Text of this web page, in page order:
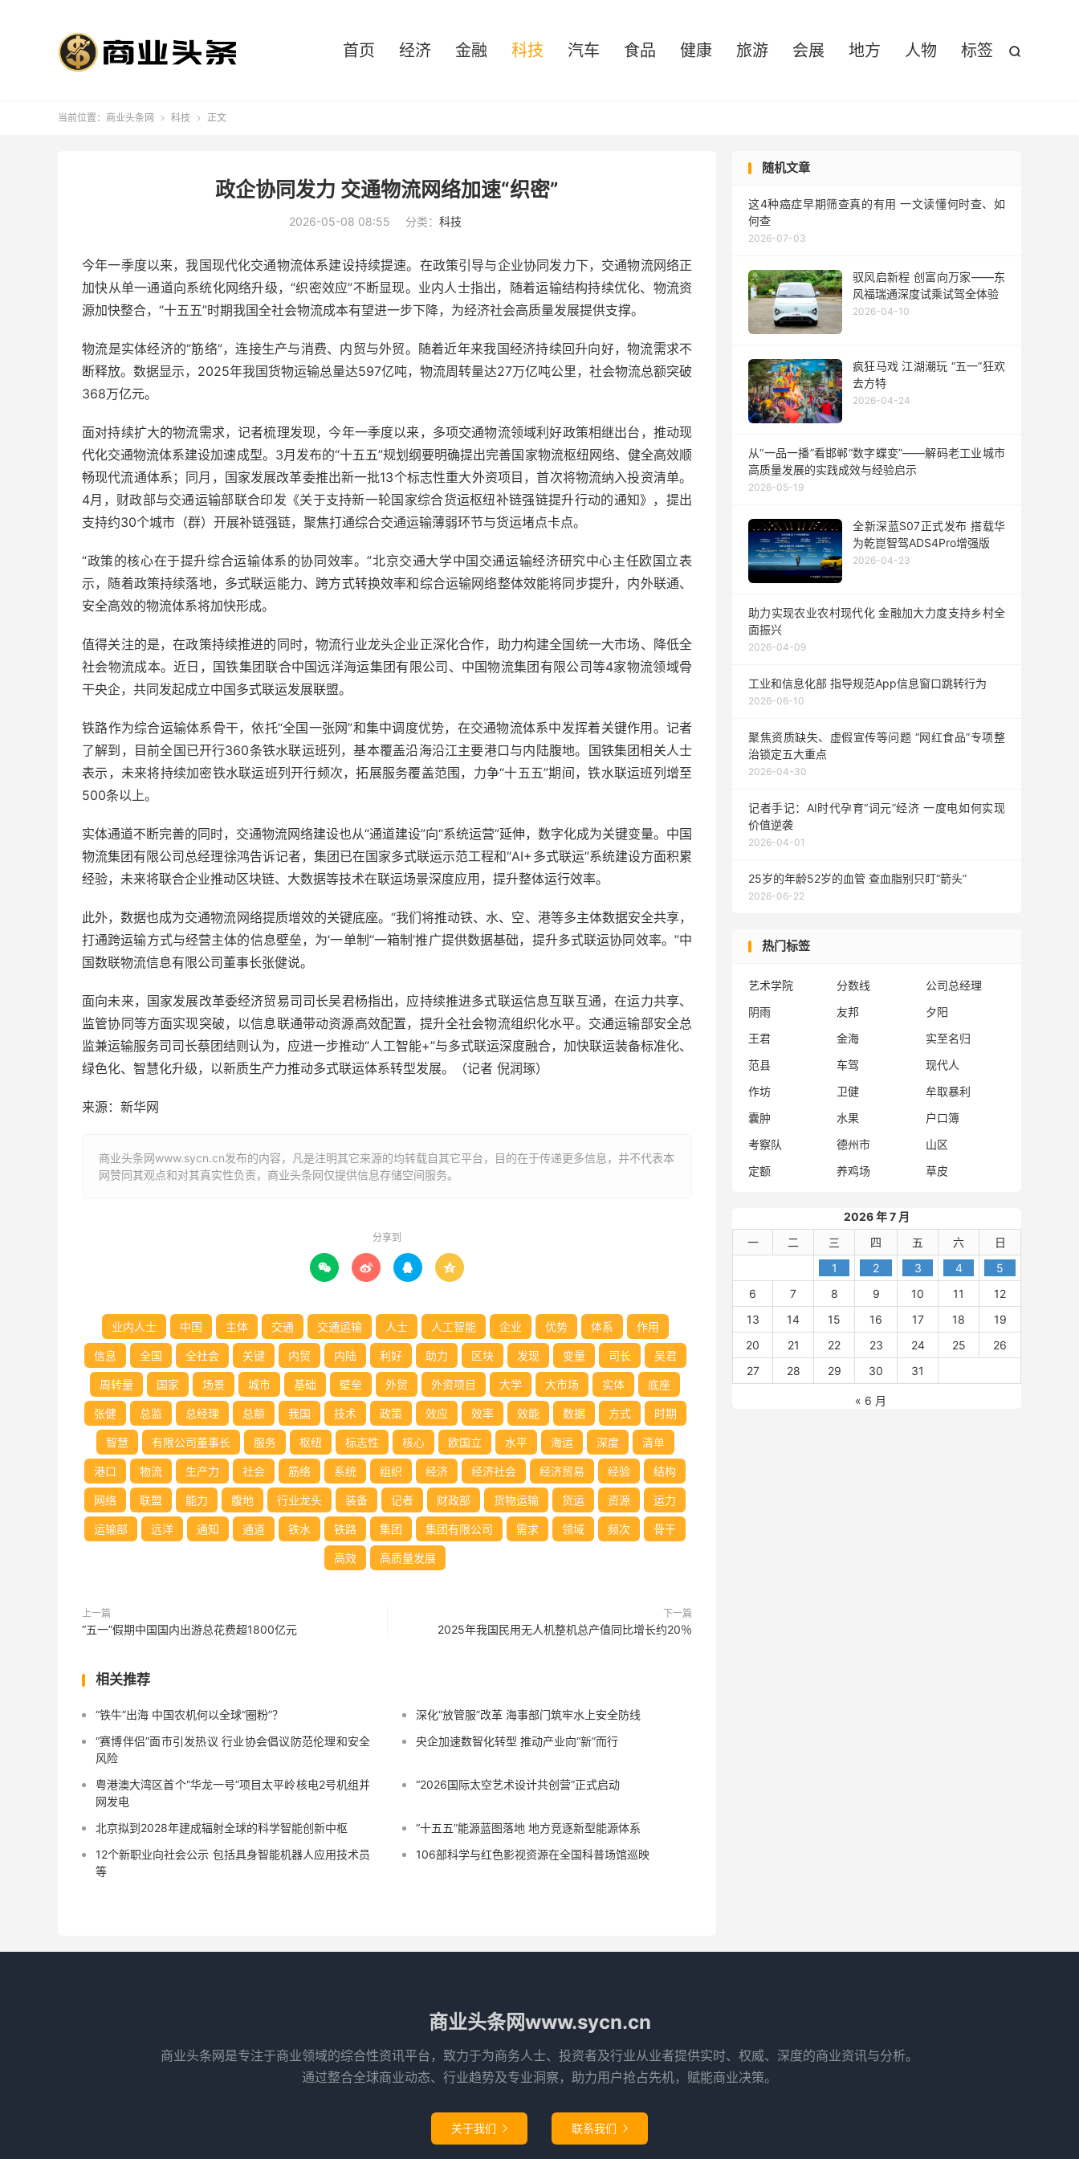

首页 经济 金融 科技 汽车 食品 健康 旅游 会展 地方 人物 标签
当前位置： 商业头条网  科技  正文
政企协同发力 交通物流网络加速“织密”
2026-05-08 08:55 分类： 科技
今年一季度以来，我国现代化交通物流体系建设持续提速。在政策引导与企业协同发力下，交通物流网络正
加快从单一通道向系统化网络升级，“织密效应”不断显现。 业内人士指出，随着运输结构持续优化、物流资
源加快整合，“十五五”时期我国全社会物流成本有望进一步下降，为经济社会高质量发展提供支撑。
物流是实体经济的“筋络”，连接生产与消费、 内贸与外贸。随着近年来我国经济持续回升向好，物流需求不
断释放。 数据显示，2025年我国货物运输总量达597亿吨，物流周转量达27万亿吨公里， 社会物流总额突破
368万亿元。
面对持续扩大的物流需求，记者梳理发现，今年一季度以来，多项交通物流领域利好政策相继出台，推动现
代化交通物流体系建设加速成型。3月发布的“十五五”规划纲要明确提出完善国家物流枢纽网络、健全高效顺
畅现代流通体系；同月，国家发展改革委推出新一批13个标志性重大外资项目 ，首次将物流纳入投资清单。
4月， 财政部与交通运输部联合印发《关于支持新一轮国家综合货运枢纽补链强链提升行动的通知》，提出
支持约30个城市 （群）开展补链强链，聚焦打通综合交通运输薄弱环节与货运堵点卡点。
“政策的核心在于提升综合运输体系的协同效率。”北京交通大学中国 交通运输经济研究中心主任欧国立表
示，随着政策持续落地，多式联运能力、跨方式转换效率和综合运输网络整体效能将同步提升，内外联通、
安全高效的物流体系将加快形成。
值得关注的是，在政策持续推进的同时，物流行业龙头企业正深化合作， 助力构建全国统一大市场、降低全
社会物流成本。近日，国铁集团联合中国远洋海运集团有限公司 、中国物流集团有限公司等4家物流领域骨
干央企，共同发起成立中国多式联运发展联盟。
铁路作为综合运输体系骨干，依托“全国一张网”和集中调度优势，在交通物流体系中发挥着关键作用 。记者
了解到，目前全国已开行360条铁水联运班列，基本覆盖沿海沿江主要港口与内陆腹地。国铁集团相关人士
表示，未来将持续加密铁水联运班列开行频次，拓展服务覆盖范围，力争“十五五”期间，铁水联运班列增至
500条以上。
实体通道不断完善的同时，交通物流网络建设也从“通道建设”向“系统运营”延伸，数字化成为关键变量。中国
物流集团有限公司 总经理徐鸿告诉记者，集团已在国家多式联运示范工程和“AI+多式联运”系统建设方面积累
经验，未来将联合企业推动区块链、大数据等技术在联运场景深度应用，提升整体运行效率。
此外，数据也成为交通物流网络提质增效的关键底座。“我们将推动铁、水、空、港等多主体数据安全共享，
打通跨运输方式与经营主体的信息壁垒，为‘一单制’‘一箱制’推广提供数据基础，提升多式联运协同效率。”中
国数联物流信息有限公司董事长张健说。
面向未来，国家发展改革委经济贸易司 司长吴君杨指出，应持续推进多式联运信息互联互通，在运力共享、
监管协同等方面实现突破，以信息联通带动资源高效配置，提升全社会物流组织化水平。交通运输部安全总
监兼运输服务司司长蔡团结则认为，应进一步推动“人工智能+”与多式联运深度融合，加快联运装备标准化、
绿色化、 智慧化升级，以新质生产力推动多式联运体系转型发展。（记者 倪润琢）
来源：新华网
商业头条网www.sycn.cn发布的内容，凡是注明其它来源的均转载自其它平台，目的在于传递更多信息，并不代表本
网赞同其观点和对其真实性负责，商业头条网仅提供信息存储空间服务。
分享到
   
业内人士 中国 主体 交通 交通运输 人士 人工智能 企业 优势 体系 作用
信息 全国 全社会 关键 内贸 内陆 利好 助力 区块 发现 变量 司长 吴君
周转量 国家 场景 城市 基础 壁垒 外贸 外资项目 大学 大市场 实体 底座
张健 总监 总经理 总额 我国 技术 政策 效应 效率 效能 数据 方式 时期
智慧 有限公司董事长 服务 枢纽 标志性 核心 欧国立 水平 海运 深度 清单
港口 物流 生产力 社会 筋络 系统 组织 经济 经济社会 经济贸易 经验 结构
网络 联盟 能力 腹地 行业龙头 装备 记者 财政部 货物运输 货运 资源 运力
运输部 远洋 通知 通道 铁水 铁路 集团 集团有限公司 需求 领域 频次 骨干
高效 高质量发展
上一篇
“五一”假期中国国内出游总花费超1800亿元
下一篇
2025年我国民用无人机整机总产值同比增长约20％
相关推荐
“铁牛”出海 中国农机何以全球“圈粉”？
深化“放管服”改革 海事部门筑牢水上安全防线
“赛博伴侣”面市引发热议 行业协会倡议防范伦理和安全
风险
央企加速数智化转型 推动产业向“新”而行
粤港澳大湾区首个“华龙一号”项目太平岭核电2号机组并
网发电
“2026国际太空艺术设计共创营”正式启动
北京拟到2028年建成辐射全球的科学智能创新中枢
“十五五”能源蓝图落地 地方竞逐新型能源体系
12个新职业向社会公示 包括具身智能机器人应用技术员
等
106部科学与红色影视资源在全国科普场馆巡映
随机文章
这4种癌症早期筛查真的有用 一文读懂何时查、如
何查
2026-07-03
驭风启新程 创富向万家——东
风福瑞通深度试乘试驾全体验
2026-04-10
疯狂马戏 江湖潮玩 “五一”狂欢
去方特
2026-04-24
从“一品一播”看邯郸“数字蝶变”——解码老工业城市
高质量发展的实践成效与经验启示
2026-05-19
全新深蓝S07正式发布 搭载华
为乾崑智驾ADS4Pro增强版
2026-04-23
助力实现农业农村现代化 金融加大力度支持乡村全
面振兴
2026-04-09
工业和信息化部 指导规范App信息窗口跳转行为
2026-06-10
聚焦资质缺失、虚假宣传等问题 “网红食品”专项整
治锁定五大重点
2026-04-30
记者手记：AI时代孕育“词元”经济 一度电如何实现
价值逆袭
2026-04-01
25岁的年龄52岁的血管 查血脂别只盯“箭头”
2026-06-22
热门标签
艺术学院 分数线
公司总经理
阴雨
友邦
夕阳
王君
金海
实至名归
范县
车驾
现代人
作坊
卫健
牟取暴利
囊肿
水果
户口簿
考察队
德州市
山区
定额
养鸡场 草皮
2026 年 7 月
一
二 三 四 五 六
日
1
2 3 4
5
6
7 8 9 10 11
12
13
14 15 16 17 18
19
20
21 22 23 24 25
26
27
28 29 30 31
« 6 月
商业头条网www.sycn.cn
商业头条网是专注于商业领域的综合性资讯平台，致力于为商务人士、投资者及行业从业者提供实时、权威、深度的商业资讯与分析。
通过整合全球商业动态、行业趋势及专业洞察，助力用户抢占先机，赋能商业决策。
关于我们  联系我们 